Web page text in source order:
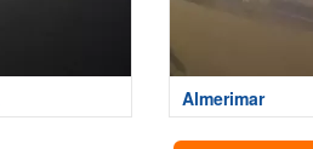
Almerimar